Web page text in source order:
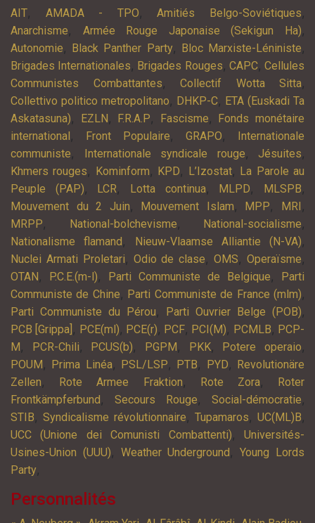
AIT, AMADA - TPO,Amitiés Belgo-Soviétiques,
Anarchisme, Armée Rouge Japonaise (Sekigun Ha),
Autonomie, Black Panther Party, Bloc Marxiste-Léniniste,
Brigades Internationales, Brigades Rouges, CAPC,Cellules
Communistes Combattantes, Collectif Wotta Sitta,
Collettivo politico metropolitano, DHKP-C, ETA (Euskadi Ta
Askatasuna), EZLN , F.R.A.P, Fascisme,
Fonds monétaire
international , Front Populaire, GRAPO,
Internationale
communiste, Internationale syndicale rouge, Jésuites,
Khmers rouges, Kominform, KPD, L’Izostat, La Parole au
Peuple (PAP), LCR, Lotta continua, MLPD, MLSPB,
Mouvement du 2 Juin, Mouvement Islam, MPP, MRI ,
MRPP, National-bolchevisme, National-socialisme,
Nationalisme flamand , Nieuw-Vlaamse Alliantie (N-VA),
Nuclei Armati Proletari, Odio de clase,OMS,Operaïsme,
OTAN , P.C.E.(m-l), Parti Communiste de Belgique,
Parti
Communiste de Chine, Parti Communiste de France (mlm),
Parti Communiste du Pérou, Parti Ouvrier Belge (POB),
PCB [Grippa] , PCE(ml), PCE(r), PCF, PCI(M), PCMLB, PCP-
M , PCR-Chili, PCUS(b), PGPM , PKK, Potere operaio,
POUM , Prima Linéa, PSL/LSP, PTB, PYD,
Revolutionäre
Zellen, Rote Armee Fraktion, Rote Zora,
Roter
Frontkämpferbund , Secours Rouge, Social-démocratie,
STIB, Syndicalisme révolutionnaire, Tupamaros, UC(ML)B,
UCC (Unione dei Comunisti Combattenti),Universités-
Usines-Union (UUU), Weather Underground ,Young Lords
Party,
Personnalités